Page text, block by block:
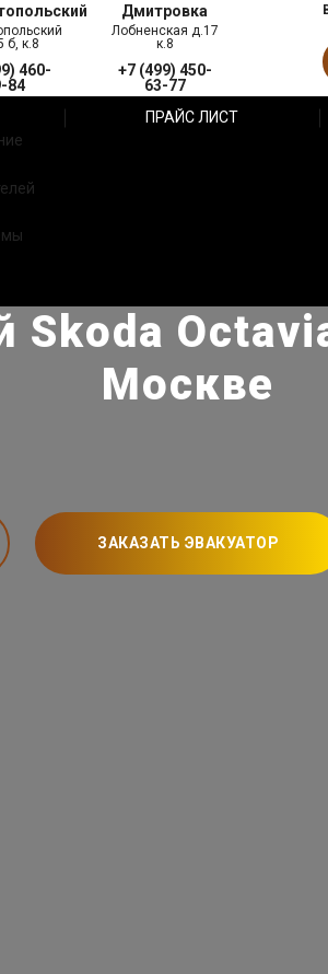
б, к.8
460-
84
Дмитровка
Лобненская д.17
к.8
+7 (499) 450-
63-77
ПРАЙС ЛИСТ
Skoda
Москве
ЗАКАЗАТЬ ЭВАКУАТОР